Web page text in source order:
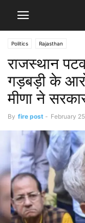
Politics Rajasthan
राजस्थान
गड़बड़ी के
मीणा ने
By fire post - February